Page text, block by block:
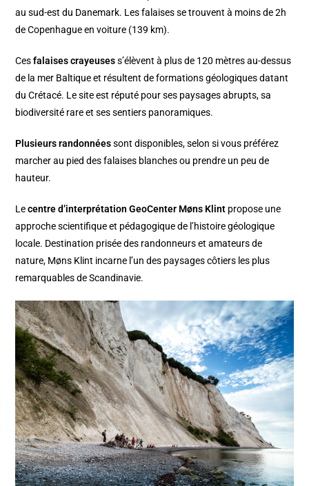
au sud-est du Danemark. Les falaises se trouvent à moins de 2h
de Copenhague en voiture (139 km).
Cesfalaises crayeusess’élèvent à plus de 120 mètres au-dessus
de la mer Baltique et résultent de formations géologiques datant
du Crétacé. Le site est réputé pour ses paysages abrupts, sa
biodiversité rare et ses sentiers panoramiques.
Plusieurs randonnéessont disponibles, selon si vous préférez
marcher au pied des falaises blanches ou prendre un peu de
hauteur.
Lecentre d’interprétation GeoCenter Møns Klint propose une
approche scientifique et pédagogique de l’histoire géologique
locale. Destination prisée des randonneurs et amateurs de
nature, Møns Klint incarne l’un des paysages côtiers les plus
remarquables de Scandinavie.